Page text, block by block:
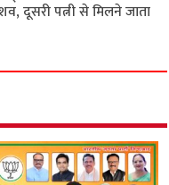
दूसरी पत्नी से मिलने जाता